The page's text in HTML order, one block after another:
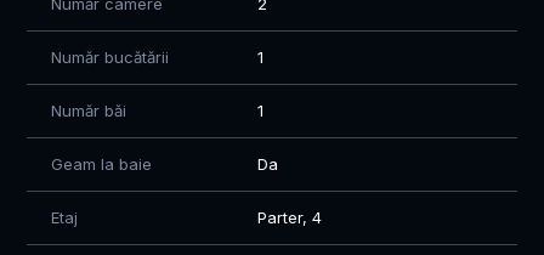
Terasa 3,3 mp
Curte 51mp
Încălzire în pardoseală / centrală proprie
Cablu + internet
Va asteptam cu drag la vizionare
Număr bucătării 1
Număr băi 1
Geam la baie Da
Etaj Parter, 4